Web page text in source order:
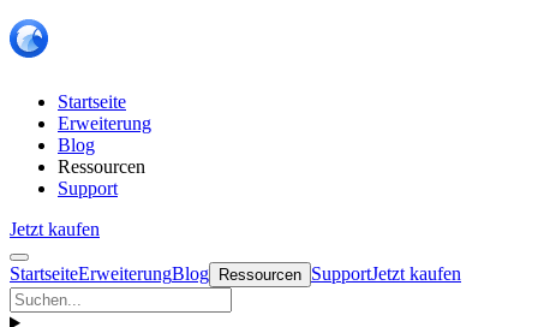
Startseite
Erweiterung
Blog
Ressourcen
Support
Jetzt kaufen
StartseiteErweiterungBlog Ressourcen SupportJetzt kaufen